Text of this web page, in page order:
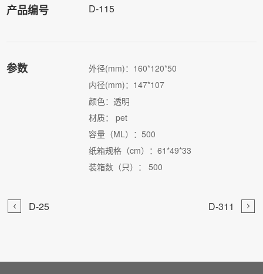
产品编号 D-115
参数
外径(mm)：160*120*50
内径(mm)：147*107
颜色：透明
材质： pet
容量（ML）：500
纸箱规格（cm）：61*49*33
装箱数（只）： 500
 D-25 D-311 